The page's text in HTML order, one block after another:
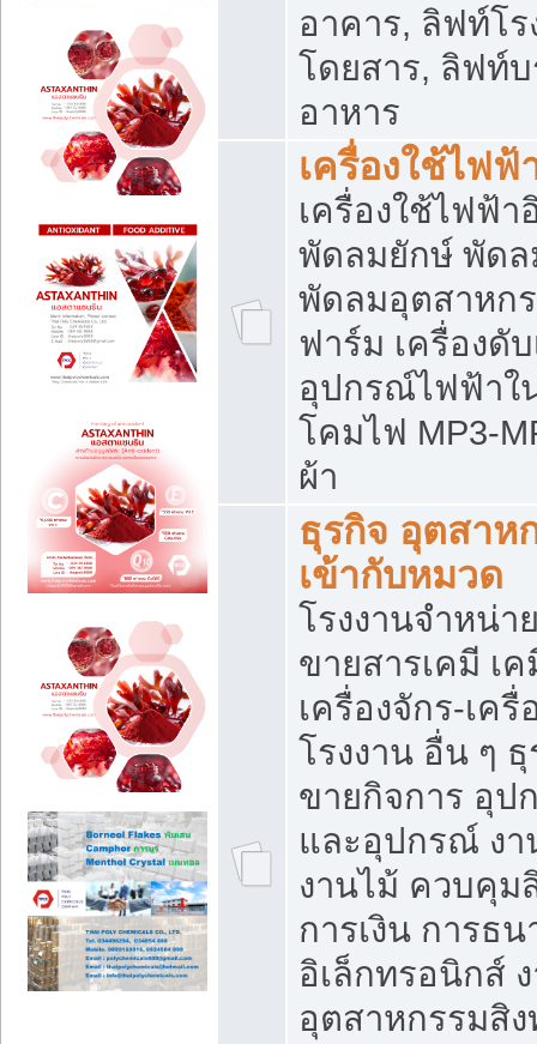
อาคาร, ลิฟท์โ
โดยสาร, ลิฟท์
อาหาร
เครื่องใช้ไฟฟ้
เครื่องใช้ไฟฟ้า
พัดลมยักษ์ พัด
พัดลมอุตสาหก
ฟาร์ม เครื่องดั
อุปกรณ์ไฟฟ้าใ
โคมไฟ MP3-
ผ้า
ธุรกิจ อุตสาห
เข้ากับหมวด
โรงงานจำหน่
ขายสารเคมี เ
เครื่องจักร-เค
โรงงาน อื่น ๆ
ขายกิจการ อุป
และอุปกรณ์ ง
งานไม้ ควบคุม
การเงิน การธ
อิเล็กทรอนิกส์
อุตสาหกรรมสิ